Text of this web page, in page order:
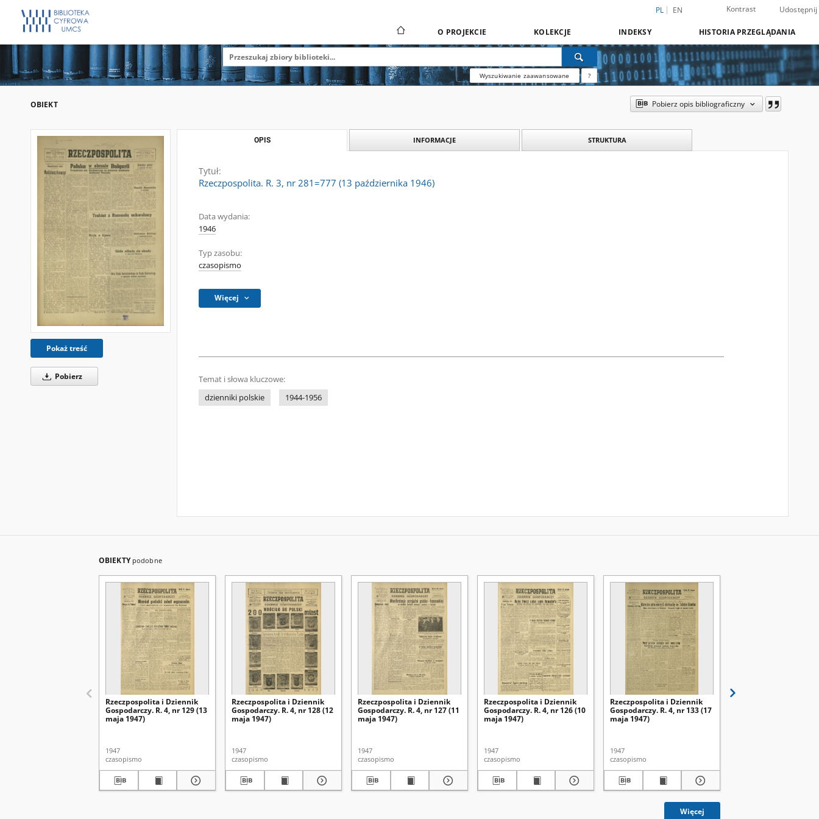
PL EN Kontrast Udostępnij
O PROJEKCIE KOLEKCJE INDEKSY HISTORIA PRZEGLĄDANIA
Wyszukiwanie zaawansowane ?
OBIEKT Pobierz opis bibliograficzny
Pokaż treść
Pobierz
OPIS INFORMACJE STRUKTURA
Tytuł:
Rzeczpospolita. R. 3, nr 281=777 (13 października 1946)
Data wydania:
1946
Typ zasobu:
czasopismo
Więcej
Temat i słowa kluczowe:
dzienniki polskie
1944-1956
OBIEKTY podobne
Rzeczpospolita i Dziennik
Gospodarczy. R. 4, nr 129 (13
maja 1947)
1947
czasopismo
Rzeczpospolita i Dziennik
Gospodarczy. R. 4, nr 128 (12
maja 1947)
1947
czasopismo
Rzeczpospolita i Dziennik
Gospodarczy. R. 4, nr 127 (11
maja 1947)
1947
czasopismo
Rzeczpospolita i Dziennik
Gospodarczy. R. 4, nr 126 (10
maja 1947)
1947
czasopismo
Rzeczpospolita i Dziennik
Gospodarczy. R. 4, nr 133 (17
maja 1947)
1947
czasopismo
Więcej